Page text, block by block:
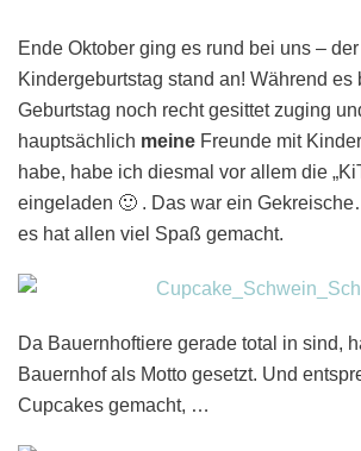
Ende Oktober ging es rund bei uns –
Kindergeburtstag stand an! Während es
Geburtstag noch recht gesittet zuging
hauptsächlich meine Freunde mit
habe, habe ich diesmal vor allem die
eingeladen 🙂 . Das war ein
es hat allen viel Spaß gemacht.
Da Bauernhoftiere gerade total in sind,
Bauernhof als Motto gesetzt. Und
Cupcakes gemacht, …